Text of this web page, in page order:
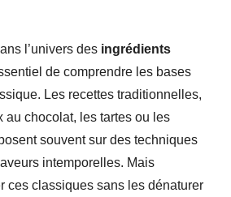
l’univers des ingrédients
de comprendre les bases
Les recettes traditionnelles,
au chocolat, les tartes ou les
souvent sur des techniques
intemporelles. Mais
ces classiques sans les dénaturer